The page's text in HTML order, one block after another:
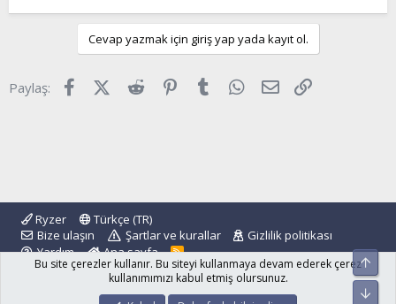
Cevap yazmak için giriş yap yada kayıt ol.
Paylaş: FacebookX (Twitter)
Reddit Pinterest
Tumblr WhatsApp
E-posta
Ryzer
Türkçe (TR)
Bize ulaşın
Şartlar ve kurallar
Gizlilik politikası
Yardım
Ana sayfa
R
S
S
Community platform by XenForo ® © 2010-2024 XenForo Ltd.
Bu site çerezler kullanır. Bu siteyi kullanmaya devam ederek çerez
kullanımımızı kabul etmiş olursunuz.
Üst
Alt